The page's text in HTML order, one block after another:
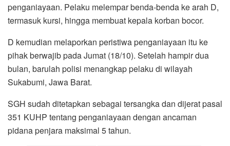
penganiayaan. Pelaku melempar benda-benda ke arah D,
termasuk kursi, hingga membuat kepala korban bocor.
D kemudian melaporkan peristiwa penganiayaan itu ke
pihak berwajib pada Jumat (18/10). Setelah hampir dua
bulan, barulah polisi menangkap pelaku di wilayah
Sukabumi, Jawa Barat.
SGH sudah ditetapkan sebagai tersangka dan dijerat pasal
351 KUHP tentang penganiayaan dengan ancaman
pidana penjara maksimal 5 tahun.